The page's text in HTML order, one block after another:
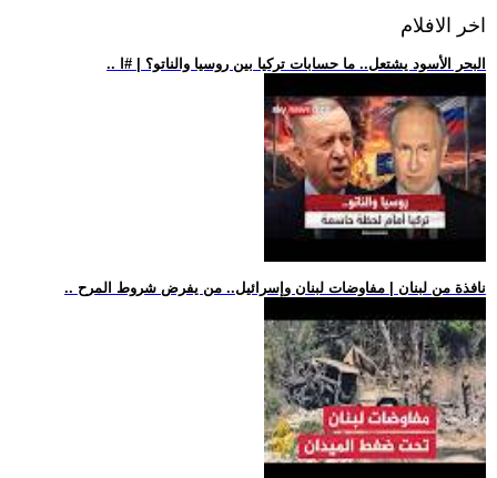
اخر الافلام
.. البحر الأسود يشتعل.. ما حسابات تركيا بين روسيا والناتو؟ | #ا
.. نافذة من لبنان | مفاوضات لبنان وإسرائيل.. من يفرض شروط المرح